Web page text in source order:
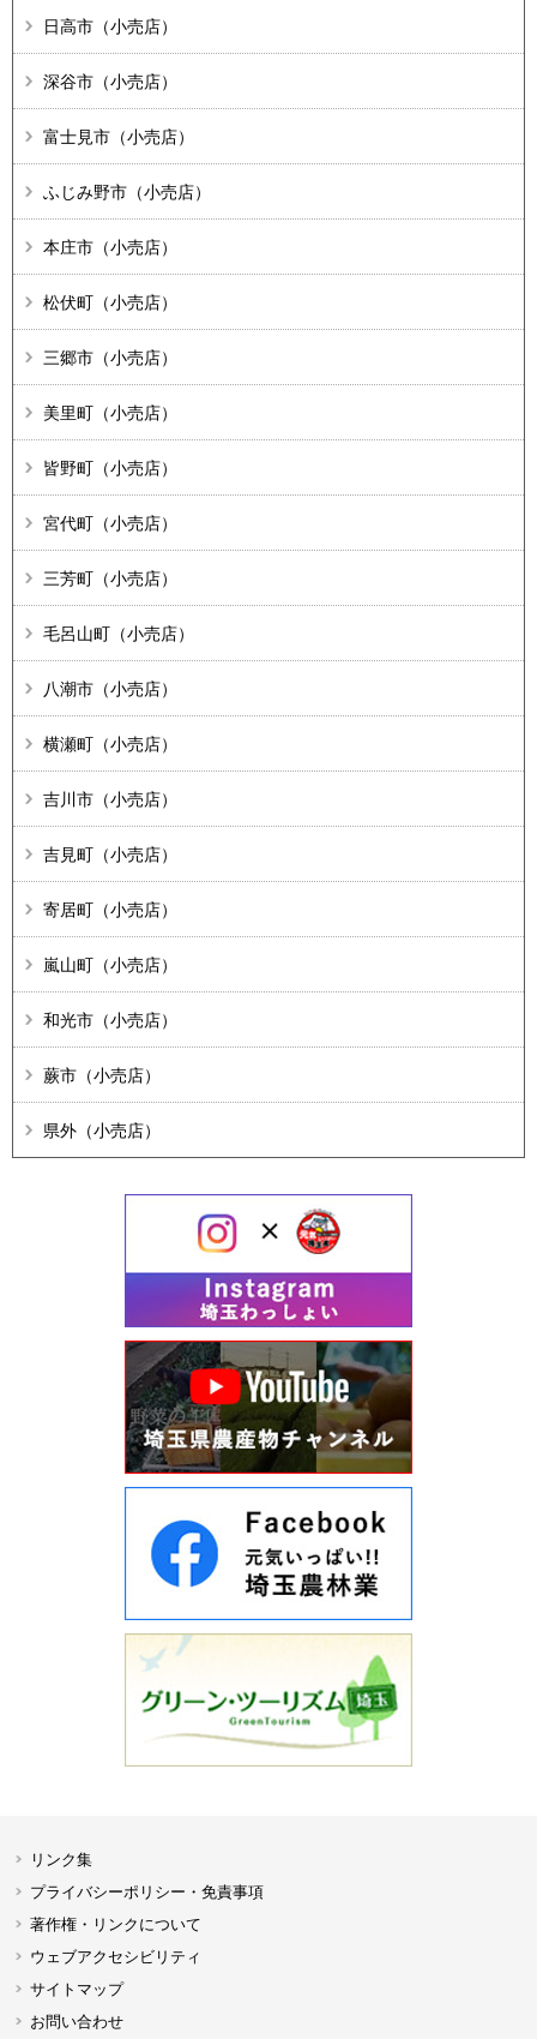
日高市（小売店）
深谷市（小売店）
富士見市（小売店）
ふじみ野市（小売店）
本庄市（小売店）
松伏町（小売店）
三郷市（小売店）
美里町（小売店）
皆野町（小売店）
宮代町（小売店）
三芳町（小売店）
毛呂山町（小売店）
八潮市（小売店）
横瀬町（小売店）
吉川市（小売店）
吉見町（小売店）
寄居町（小売店）
嵐山町（小売店）
和光市（小売店）
蕨市（小売店）
県外（小売店）
リンク集
プライバシーポリシー・免責事項
著作権・リンクについて
ウェブアクセシビリティ
サイトマップ
お問い合わせ